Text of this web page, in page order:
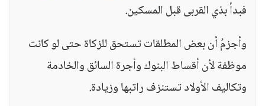
فبدأ بذي القربى قبل المسكين.
وأجزمُ أن بعض المطلقات تستحق للزكاة حتى لو كانت
موظفة لأن أقساط البنوك وأجرة السائق والخادمة
وتكاليف الأولاد تستنزف راتبها وزيادة.